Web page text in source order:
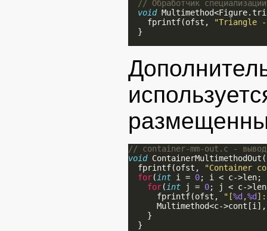
// Обработчик
void
    fprintf(ofst,
"Triangle -
  }
// container-mm-out.c - вывод
void
  fprintf(ofst,
"Container
for(int i = 0; i < c->len;
for(int j = 0; j < c-
      fprintf(ofst,
"[%d ,%d
Multimethod<c-
    }
  }